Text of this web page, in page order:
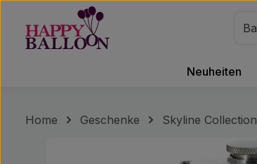
Hauptinhalt springen
Zur Suche springen
Zur Hauptnavigation springen
Neuheiten
Home Geschenke Skyline Collection